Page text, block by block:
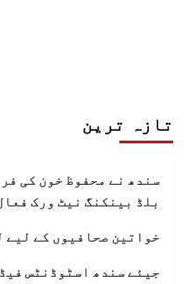
تازہ ترین
سندھ نے محفوظ خون کی
بلڈ بینکنگ نیٹ ورک
خواتین صحافیوں کے لیے
جیئے سندھ اسٹوڈنٹس